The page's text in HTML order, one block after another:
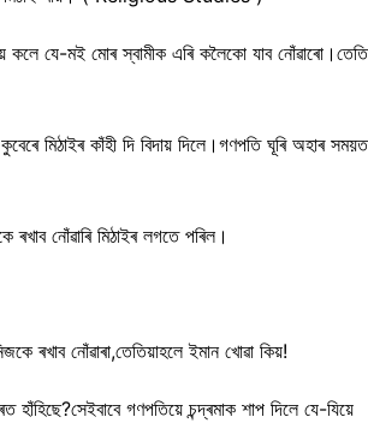
কলে যে-মই মোৰ স্বামীক এৰি কলৈকো যাব
মিঠাইৰ কাঁহী দি বিদায় দিলে।গণপতি ঘূৰি অহাৰ সময়ত
নোঁৱাৰি মিঠাইৰ লগতে পৰিল।
ৰখাব নোঁৱাৰা,তেতিয়াহলে ইমান খোৱা কিয়!
গণপতিয়ে চন্দ্ৰমাক শাপ দিলে যে-যিয়ে